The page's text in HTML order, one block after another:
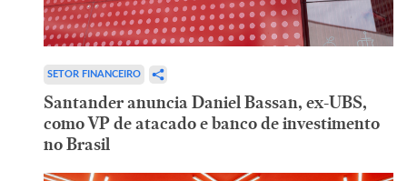
SETOR FINANCEIRO
Santander anuncia Daniel Bassan, ex-UBS,
como VP de atacado e banco de investimento
no Brasil